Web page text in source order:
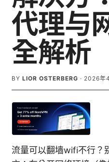
代理与
全解析
BY LIOR OSTERBERG · 2026年
流量可以翻墙wifi不行？